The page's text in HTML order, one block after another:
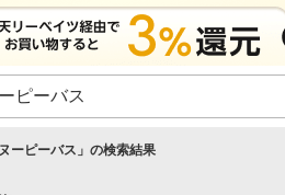
ショッピング
ーピーバス 」の検索結果